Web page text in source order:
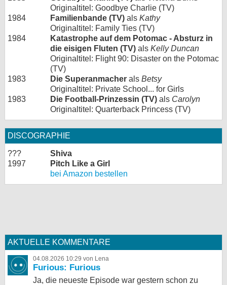
Originaltitel: Goodbye Charlie (TV)
1984
Familienbande (TV) als Kathy
Originaltitel: Family Ties (TV)
1984
Katastrophe auf dem Potomac - Absturz in
die eisigen Fluten (TV) als Kelly Duncan
Originaltitel: Flight 90: Disaster on the Potomac
(TV)
1983
Die Superanmacher als Betsy
Originaltitel: Private School... for Girls
1983
Die Football-Prinzessin (TV) als Carolyn
Originaltitel: Quarterback Princess (TV)
DISCOGRAPHIE
???
Shiva
1997
Pitch Like a Girl
bei Amazon bestellen
AKTUELLE KOMMENTARE
04.08.2026 10:29 von Lena
Furious: Furious
Ja, die neueste Episode war gestern schon zu